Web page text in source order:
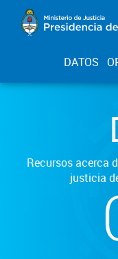
DATOS
Recursos acerca
justicia